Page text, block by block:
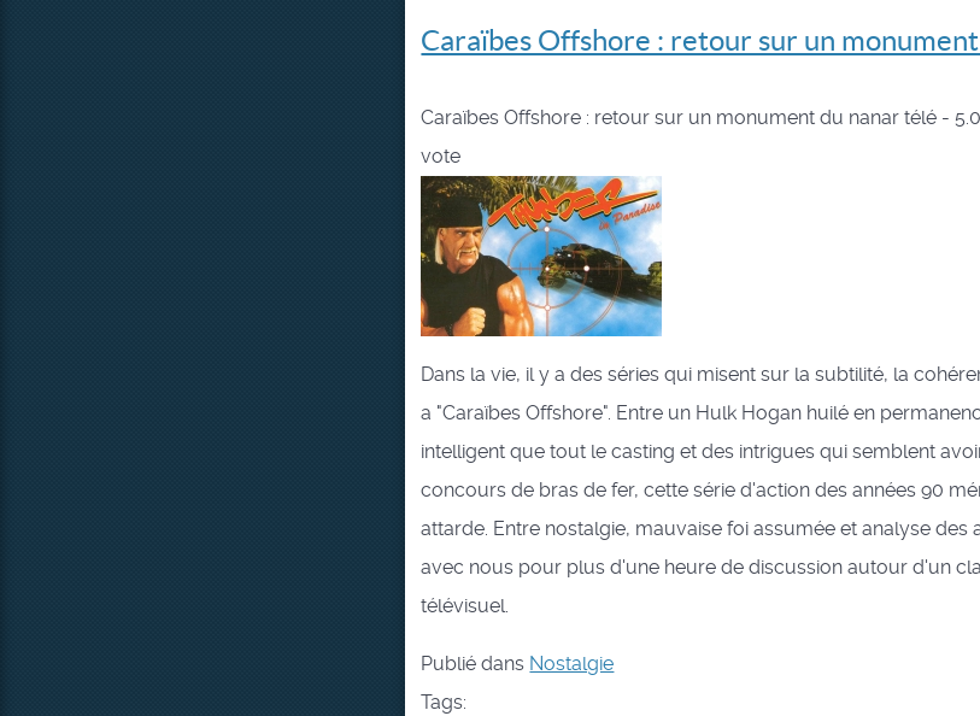
Caraïbes Offshore : retour sur un
Caraïbes Offshore : retour sur un monument du nanar télé - 5.0
vote
Dans la vie, il y a des séries qui misent sur la subtilité, la
a "Caraïbes Offshore". Entre un Hulk Hogan huilé en
intelligent que tout le casting et des intrigues qui semblent
concours de bras de fer, cette série d'action des années 90
attarde. Entre nostalgie, mauvaise foi assumée et analyse des
avec nous pour plus d'une heure de discussion autour d'un
télévisuel.
Publié dans Nostalgie
Tags: